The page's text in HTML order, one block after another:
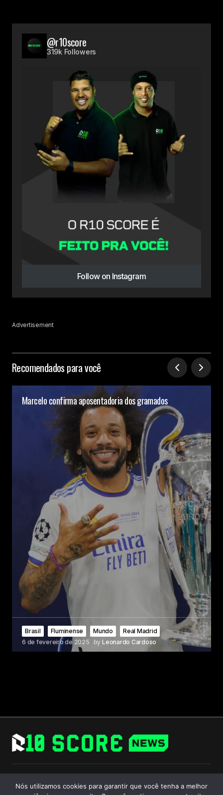
@r10score
319k Followers
Follow on Instagram
Advertisement
Recomendados para você
Marcelo confirma aposentadoria dos gramados
Brasil Fluminense Mundo
Real Madrid
6 de fevereiro de 2025
by Leonardo Cardoso
Follow Us
Nós utilizamos cookies para garantir que você tenha a melhor